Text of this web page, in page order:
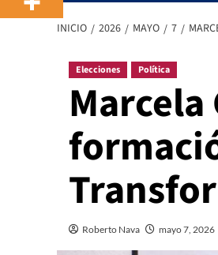
INICIO 2026 MAYO 7
Elecciones Política
Marcela
Roberto Nava mayo 7, 2026